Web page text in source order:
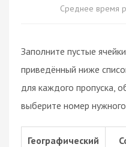
Среднее время
Заполните пустые
приведённый ниже
для каждого пропуска,
выберите номер
Географический